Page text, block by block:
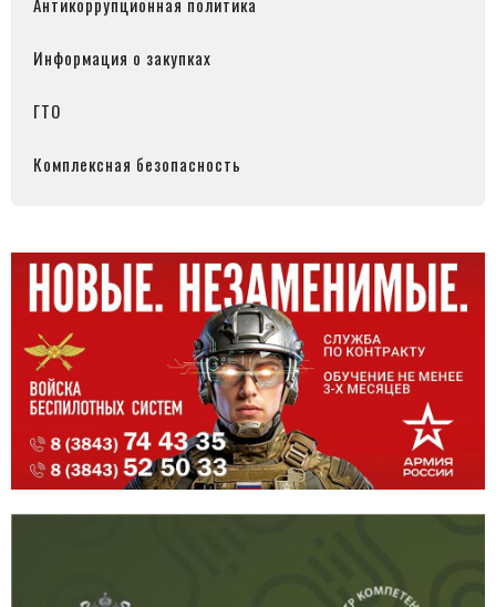
Информация о закупках
ГТО
Комплексная безопасность